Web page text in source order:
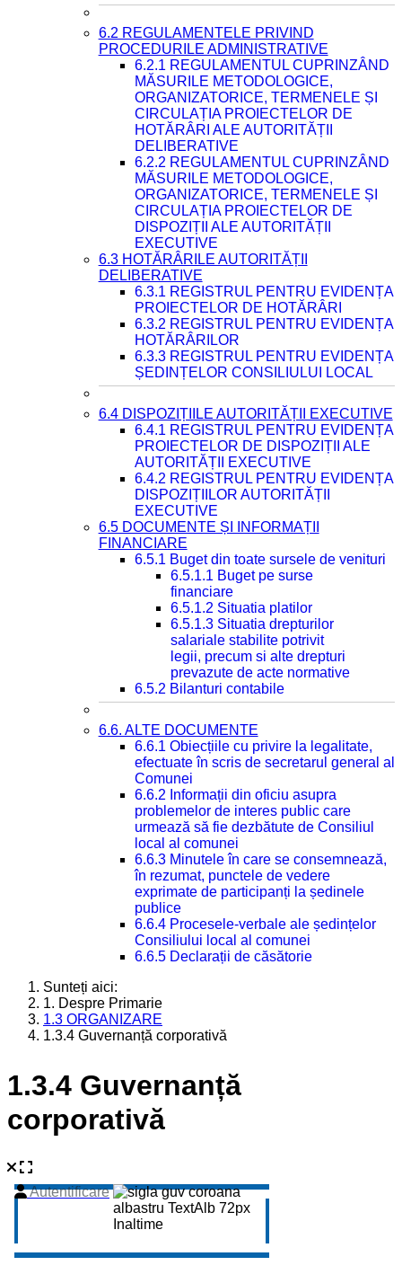
6.2 REGULAMENTELE PRIVIND
PROCEDURILE ADMINISTRATIVE
6.2.1 REGULAMENTUL CUPRINZÂND
MĂSURILE METODOLOGICE,
ORGANIZATORICE, TERMENELE ȘI
CIRCULAȚIA PROIECTELOR DE
HOTĂRÂRI ALE AUTORITĂȚII
DELIBERATIVE
6.2.2 REGULAMENTUL CUPRINZÂND
MĂSURILE METODOLOGICE,
ORGANIZATORICE, TERMENELE ȘI
CIRCULAȚIA PROIECTELOR DE
DISPOZIȚII ALE AUTORITĂȚII
EXECUTIVE
6.3 HOTĂRÂRILE AUTORITĂȚII
DELIBERATIVE
6.3.1 REGISTRUL PENTRU EVIDENȚA
PROIECTELOR DE HOTĂRÂRI
6.3.2 REGISTRUL PENTRU EVIDENȚA
HOTĂRÂRILOR
6.3.3 REGISTRUL PENTRU EVIDENȚA
ȘEDINȚELOR CONSILIULUI LOCAL
6.4 DISPOZIȚIILE AUTORITĂȚII EXECUTIVE
6.4.1 REGISTRUL PENTRU EVIDENȚA
PROIECTELOR DE DISPOZIȚII ALE
AUTORITĂȚII EXECUTIVE
6.4.2 REGISTRUL PENTRU EVIDENȚA
DISPOZIȚIILOR AUTORITĂȚII
EXECUTIVE
6.5 DOCUMENTE ȘI INFORMAȚII
FINANCIARE
6.5.1 Buget din toate sursele de venituri
6.5.1.1 Buget pe surse
financiare
6.5.1.2 Situatia platilor
6.5.1.3 Situatia drepturilor
salariale stabilite potrivit
legii, precum si alte drepturi
prevazute de acte normative
6.5.2 Bilanturi contabile
6.6. ALTE DOCUMENTE
6.6.1 Obiecțiile cu privire la legalitate,
efectuate în scris de secretarul general al
Comunei
6.6.2 Informații din oficiu asupra
problemelor de interes public care
urmează să fie dezbătute de Consiliul
local al comunei
6.6.3 Minutele în care se consemnează,
în rezumat, punctele de vedere
exprimate de participanți la ședinele
publice
6.6.4 Procesele-verbale ale ședințelor
Consiliului local al comunei
6.6.5 Declarații de căsătorie
Sunteți aici:
1. Despre Primarie
1.3 ORGANIZARE
1.3.4 Guvernanță corporativă
1.3.4 Guvernanță
corporativă